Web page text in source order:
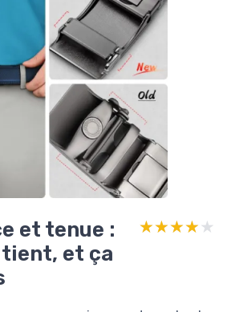
et tenue :
et ça
★★★★★
★★★★★